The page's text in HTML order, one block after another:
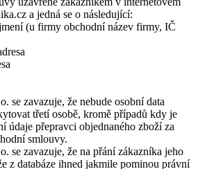
a jedná se o následující:
(u firmy obchodní název firmy, IČ
se zavazuje, že nebude osobní data
třetí osobě, kromě případů kdy je
údaje přepravci objednaného zboží za
smlouvy.
se zavazuje, že na přání zákazníka jeho
z databáze ihned jakmile pominou právní